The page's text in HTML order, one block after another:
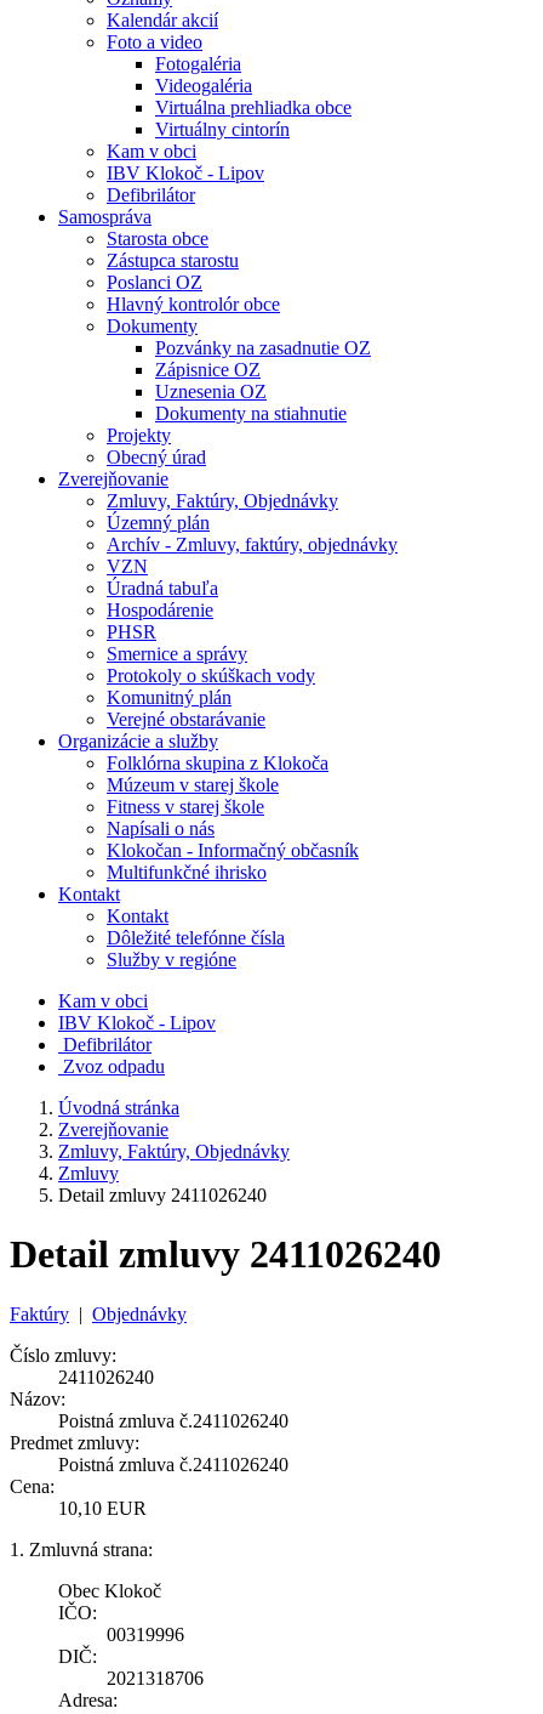
Kalendár akcií
Foto a video
Fotogaléria
Videogaléria
Virtuálna prehliadka obce
Virtuálny cintorín
Kam v obci
IBV Klokoč - Lipov
Defibrilátor
Samospráva
Starosta obce
Zástupca starostu
Poslanci OZ
Hlavný kontrolór obce
Dokumenty
Pozvánky na zasadnutie OZ
Zápisnice OZ
Uznesenia OZ
Dokumenty na stiahnutie
Projekty
Obecný úrad
Zverejňovanie
Zmluvy, Faktúry, Objednávky
Územný plán
Archív - Zmluvy, faktúry, objednávky
VZN
Úradná tabuľa
Hospodárenie
PHSR
Smernice a správy
Protokoly o skúškach vody
Komunitný plán
Verejné obstarávanie
Organizácie a služby
Folklórna skupina z Klokoča
Múzeum v starej škole
Fitness v starej škole
Napísali o nás
Klokočan - Informačný občasník
Multifunkčné ihrisko
Kontakt
Kontakt
Dôležité telefónne čísla
Služby v regióne
Kam v obci
IBV Klokoč - Lipov
Defibrilátor
Zvoz odpadu
Úvodná stránka
Zverejňovanie
Zmluvy, Faktúry, Objednávky
Zmluvy
Detail zmluvy 2411026240
Detail zmluvy 2411026240
Faktúry | Objednávky
Číslo zmluvy:
2411026240
Názov:
Poistná zmluva č.2411026240
Predmet zmluvy:
Poistná zmluva č.2411026240
Cena:
10,10 EUR
1. Zmluvná strana:
Obec Klokoč
IČO:
00319996
DIČ:
2021318706
Adresa: